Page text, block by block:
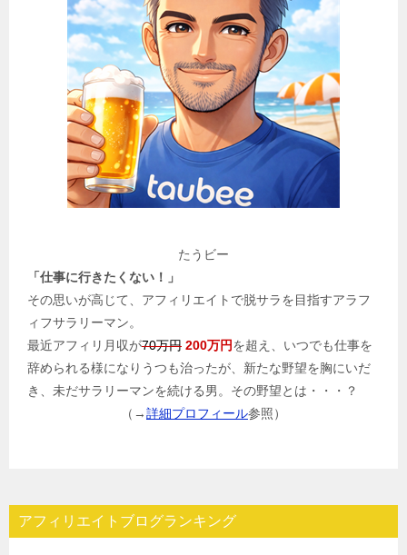
たうビー
「仕事に行きたくない！」
その思いが高じて、アフィリエイトで脱サラを目指すアラフ
ィフサラリーマン。
最近アフィリ月収が70万円 200万円を超え、いつでも仕事を
辞められる様になりうつも治ったが、新たな野望を胸にいだ
き、未だサラリーマンを続ける男。その野望とは・・・？
（→詳細プロフィール参照）
アフィリエイトブログランキング